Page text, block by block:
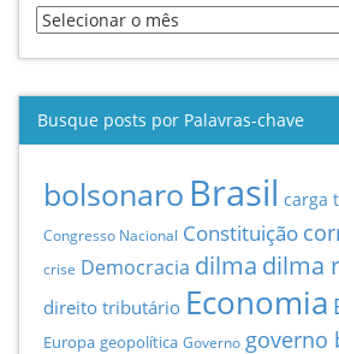
Busque posts por Palavras-chave
bolsonaro Brasil carga
Congresso Nacional Constituição
crise Democracia dilma dilma
direito tributário Economia
Europa geopolítica Governo governo